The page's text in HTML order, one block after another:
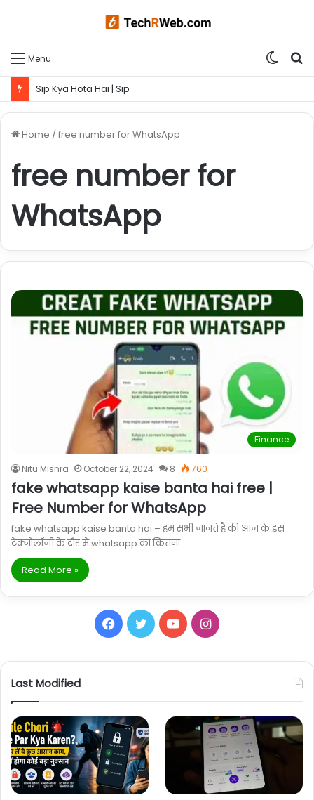
Menu
Switch
skin
Home /free number for WhatsApp
free number for
WhatsApp
Finance
Nitu Mishra October 22, 2024 8 760
fake whatsapp kaise banta hai free |
Free Number for WhatsApp
fake whatsapp kaise banta hai – हम सभी जानते है की आज के इस
टेक्नोलॉजी के दौर मे whatsapp का कितना…
Read More »
Facebook
TwitterYouTubeInstagram
Last Modified